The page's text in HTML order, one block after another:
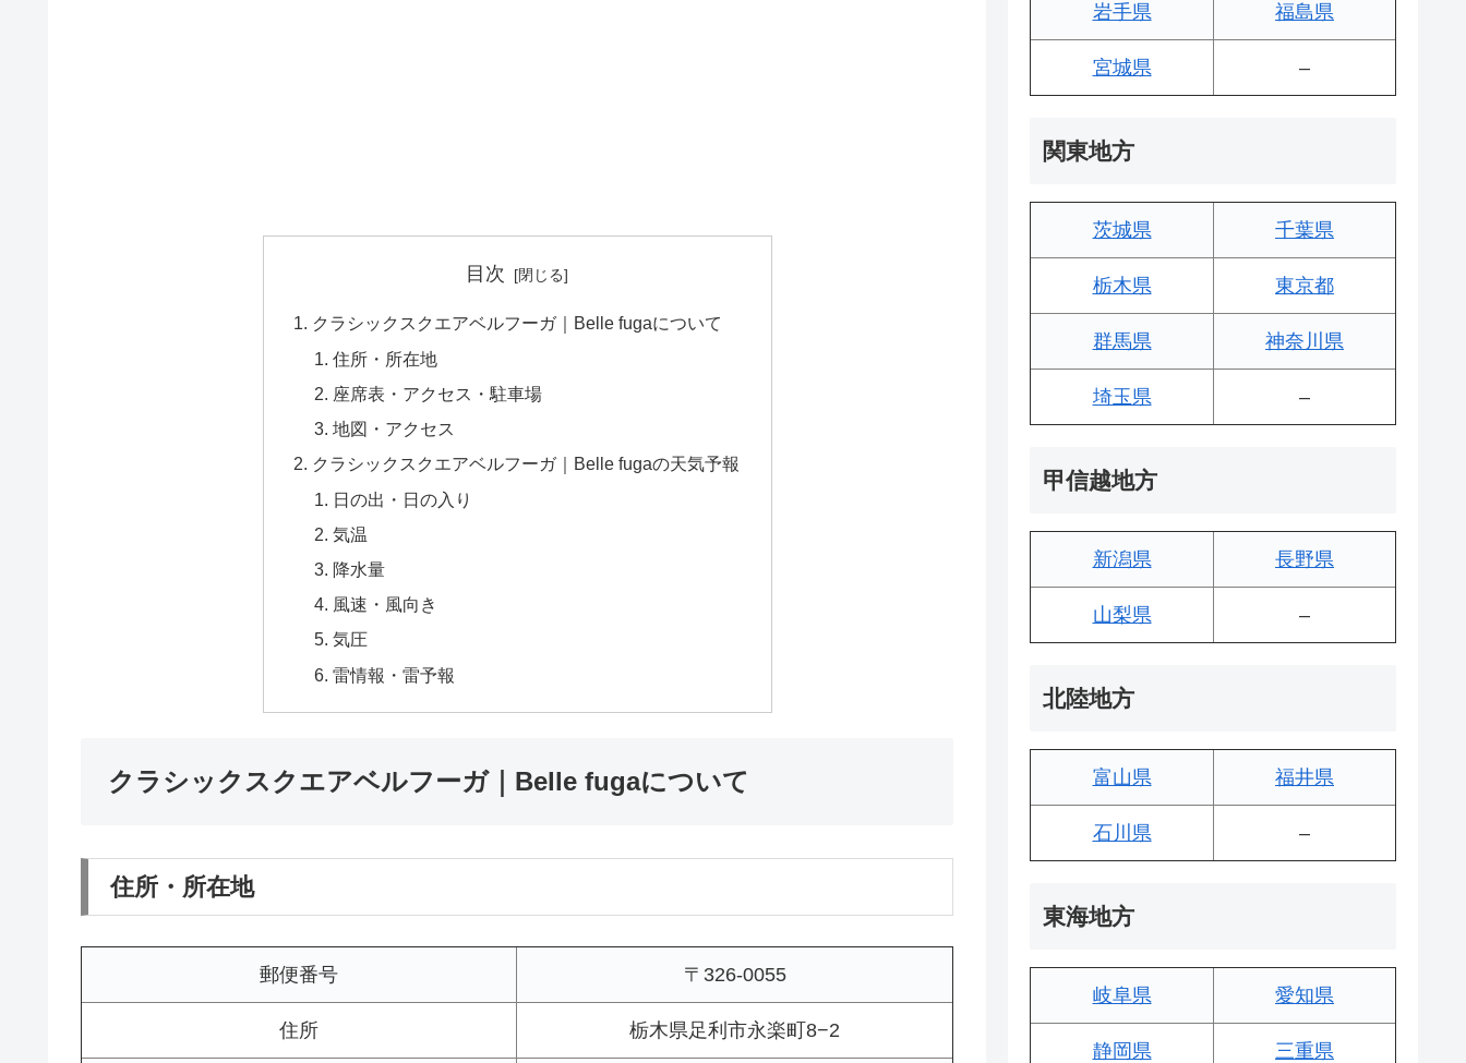
目次
クラシックスクエアベルフーガ｜Belle fugaについて
住所・所在地
座席表・アクセス・駐車場
地図・アクセス
クラシックスクエアベルフーガ｜Belle fugaの天気予報
日の出・日の入り
気温
降水量
風速・風向き
気圧
雷情報・雷予報
クラシックスクエアベルフーガ｜Belle fugaについて
住所・所在地
郵便番号 〒326-0055
住所 栃木県足利市永楽町8−2
岩手県 福島県
宮城県 –
関東地方
茨城県 千葉県
栃木県 東京都
群馬県 神奈川県
埼玉県 –
甲信越地方
新潟県 長野県
山梨県 –
北陸地方
富山県 福井県
石川県 –
東海地方
岐阜県 愛知県
静岡県 三重県